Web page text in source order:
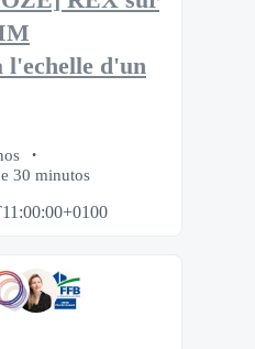
l'echelle d'un
30 minutos